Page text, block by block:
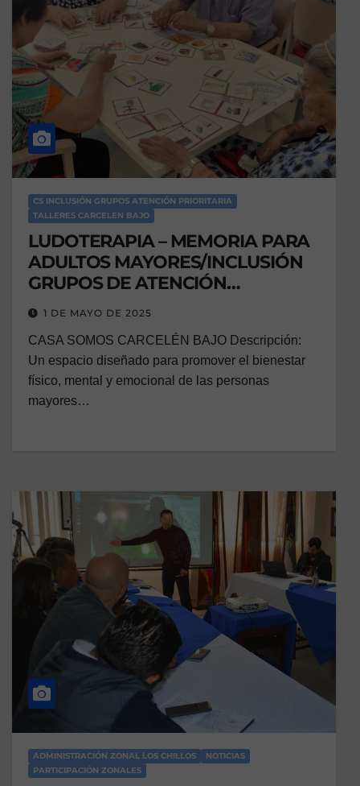
CS INCLUSIÓN GRUPOS ATENCIÓN PRIORITARIA
TALLERES CARCELEN BAJO
LUDOTERAPIA – MEMORIA PARA
ADULTOS MAYORES/INCLUSIÓN
GRUPOS DE ATENCIÓN
PRIORITARIA
1 DE MAYO DE 2025
CASA SOMOS CARCELÉN BAJO Descripción:
Un espacio diseñado para promover el bienestar
físico, mental y emocional de las personas
mayores…
ADMINISTRACIÓN ZONAL LOS CHILLOS
NOTICIAS
PARTICIPACIÓN ZONALES